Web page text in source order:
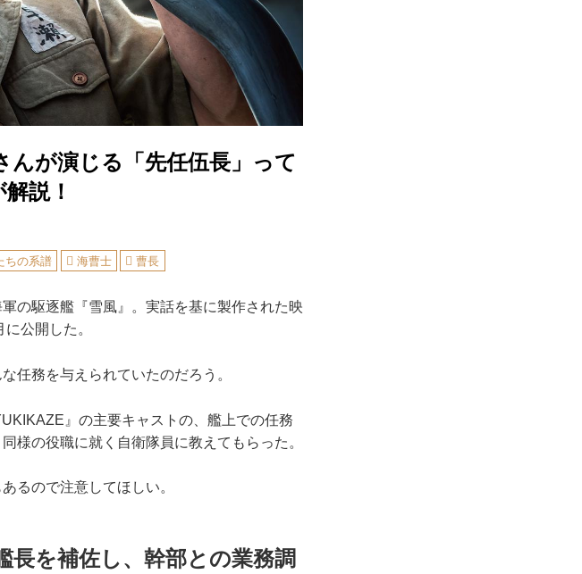
んが演じる「先任伍長」って
説！
ちの系譜 海曹士 曹長
の駆逐艦『雪風』。実話を基に製作された映
公開した。
任務を与えられていたのだろう。
』の主要キャストの、艦上での任務
様の役職に就く自衛隊員に教えてもらった。
るので注意してほしい。
長を補佐し、幹部との業務調